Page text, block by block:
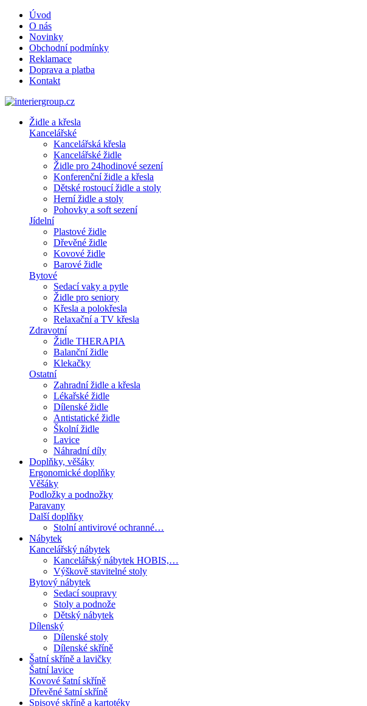
Úvod
O nás
Novinky
Obchodní podmínky
Reklamace
Doprava a platba
Kontakt
Židle a křesla
Kancelářské
Kancelářská křesla
Kancelářské židle
Židle pro 24hodinové sezení
Konferenční židle a křesla
Dětské rostoucí židle a stoly
Herní židle a stoly
Pohovky a soft sezení
Jídelní
Plastové židle
Dřevěné židle
Kovové židle
Barové židle
Bytové
Sedací vaky a pytle
Židle pro seniory
Křesla a polokřesla
Relaxační a TV křesla
Zdravotní
Židle THERAPIA
Balanční židle
Klekačky
Ostatní
Zahradní židle a křesla
Lékařské židle
Dílenské židle
Antistatické židle
Školní židle
Lavice
Náhradní díly
Doplňky, věšáky
Ergonomické doplňky
Věšáky
Podložky a podnožky
Paravany
Další doplňky
Stolní antivirové ochranné…
Nábytek
Kancelářský nábytek
Kancelářský nábytek HOBIS,…
Výškově stavitelné stoly
Bytový nábytek
Sedací soupravy
Stoly a podnože
Dětský nábytek
Dílenský
Dílenské stoly
Dílenské skříně
Šatní skříně a lavičky
Šatní lavice
Kovové šatní skříně
Dřevěné šatní skříně
Spisové skříně a kartotéky